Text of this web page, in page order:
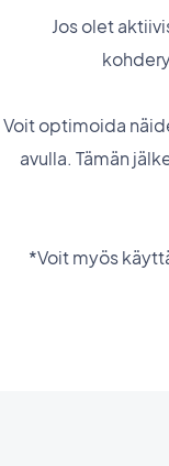
Jos olet
Voit optimoida
avulla. Tämän
*Voit myös